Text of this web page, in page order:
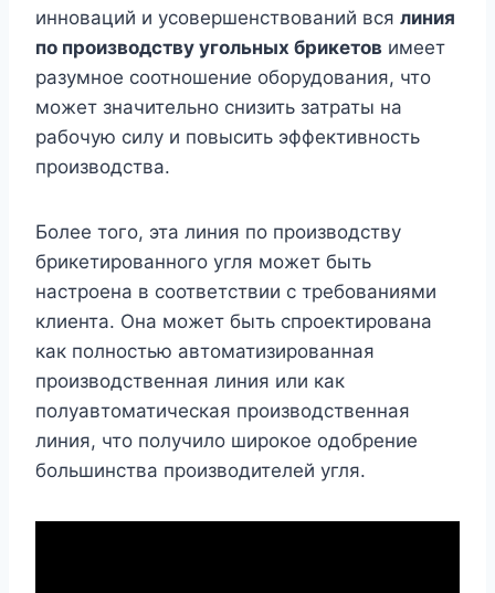
инноваций и усовершенствований вся линия
по производству угольных брикетов имеет
разумное соотношение оборудования, что
может значительно снизить затраты на
рабочую силу и повысить эффективность
производства.
Более того, эта линия по производству
брикетированного угля может быть
настроена в соответствии с требованиями
клиента. Она может быть спроектирована
как полностью автоматизированная
производственная линия или как
полуавтоматическая производственная
линия, что получило широкое одобрение
большинства производителей угля.